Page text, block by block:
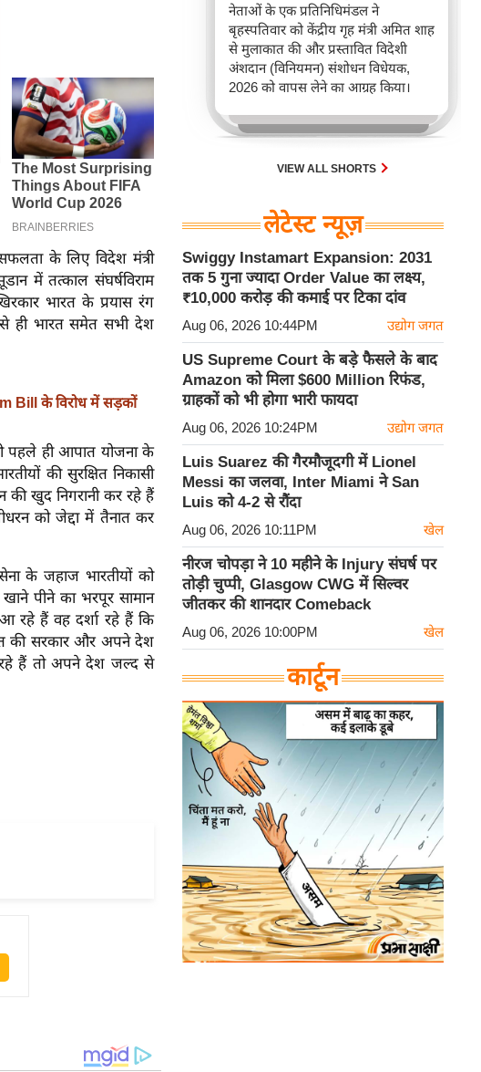
सफलता के लिए विदेश मंत्री
में तत्काल संघर्षविराम
भारत के प्रयास रंग
ही भारत समेत सभी देश
Bill के विरोध में सड़कों
पहले ही आपात योजना के
की सुरक्षित निकासी
की खुद निगरानी कर रहे हैं
को जेद्दा में तैनात कर
के जहाज भारतीयों को
पीने का भरपूर सामान
रहे हैं वह दर्शा रहे हैं कि
की सरकार और अपने देश
रहे हैं तो अपने देश जल्द से
नेताओं के एक प्रतिनिधिमंडल ने
बृहस्पतिवार को केंद्रीय गृह मंत्री अमित शाह
से मुलाकात की और प्रस्तावित विदेशी
अंशदान (विनियमन) संशोधन विधेयक,
2026 को वापस लेने का आग्रह किया।
VIEW ALL SHORTS
लेटेस्ट न्यूज़
Swiggy Instamart Expansion: 2031
तक 5 गुना ज्यादा Order Value का लक्ष्य,
₹10,000 करोड़ की कमाई पर टिका दांव
Aug 06, 2026 10:44PM उद्योग जगत
US Supreme Court के बड़े फैसले के बाद
Amazon को मिला $600 Million रिफंड,
ग्राहकों को भी होगा भारी फायदा
Aug 06, 2026 10:24PM उद्योग जगत
Luis Suarez की गैरमौजूदगी में Lionel
Messi का जलवा, Inter Miami ने San
Luis को 4-2 से रौंदा
Aug 06, 2026 10:11PM खेल
नीरज चोपड़ा ने 10 महीने के Injury संघर्ष पर
तोड़ी चुप्पी, Glasgow CWG में सिल्वर
जीतकर की शानदार Comeback
Aug 06, 2026 10:00PM खेल
कार्टून